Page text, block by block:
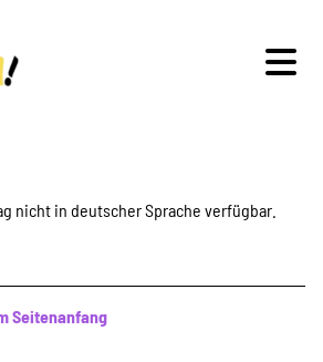
nicht in deutscher Sprache verfügbar.
Seitenanfang